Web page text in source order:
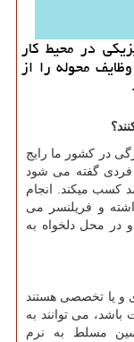
در محیط كار
محوله را از
در کشور ما رایج
فردی گفته می شود
کسب میکند. انجام
و فریلنسر می
در محل دلخواه به
و یا تخصصی هستند
باشد، می توانند به
مسلط به نرم